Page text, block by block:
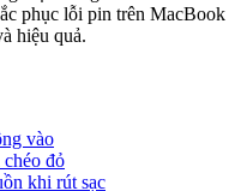
phục lỗi pin trên MacBook
hiệu quả.
vào
đỏ
khi rút sạc